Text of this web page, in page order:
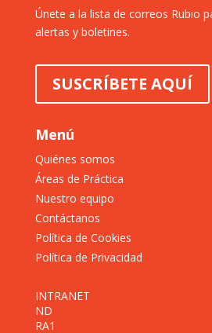
Únete a la lista de correos Rubio
alertas y boletines.
SUSCRÍBETE AQUÍ
Menú
Quiénes somos
Áreas de Práctica
Nuestro equipo
Contáctanos
Política de Cookies
Política de Privacidad
INTRANET
ND
RA1